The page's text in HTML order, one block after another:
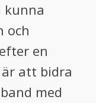
kunna
och
en
att bidra
med